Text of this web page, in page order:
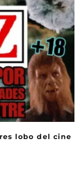
lobo del cine